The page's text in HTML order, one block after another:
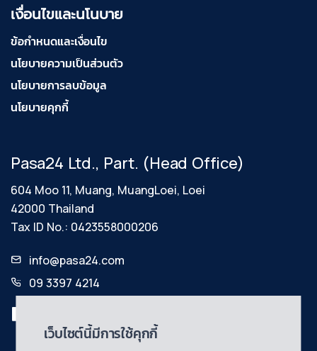
เงื่อนไขและนโนบาย
ข้อกำหนดและเงื่อนไข
นโยบายความเป็นส่วนตัว
นโยบายการลบข้อมูล
นโยบายคุกกี้
Pasa24 Ltd., Part. (Head Office)
604 Moo 11, Muang, MuangLoei, Loei
42000 Thailand
Tax ID No.: 0423558000206
info@pasa24.com
09 3397 4214
เว็บไซต์นี้มีการใช้คุกกี้